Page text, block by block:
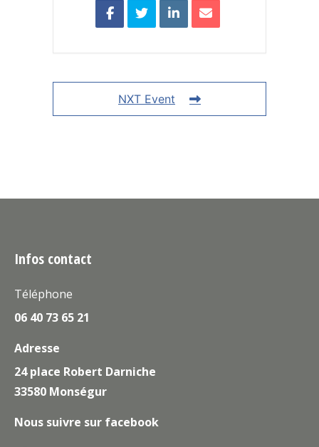
NXT Event
Infos contact
Téléphone
06 40 73 65 21
Adresse
24 place Robert Darniche
33580 Monségur
Nous suivre sur facebook